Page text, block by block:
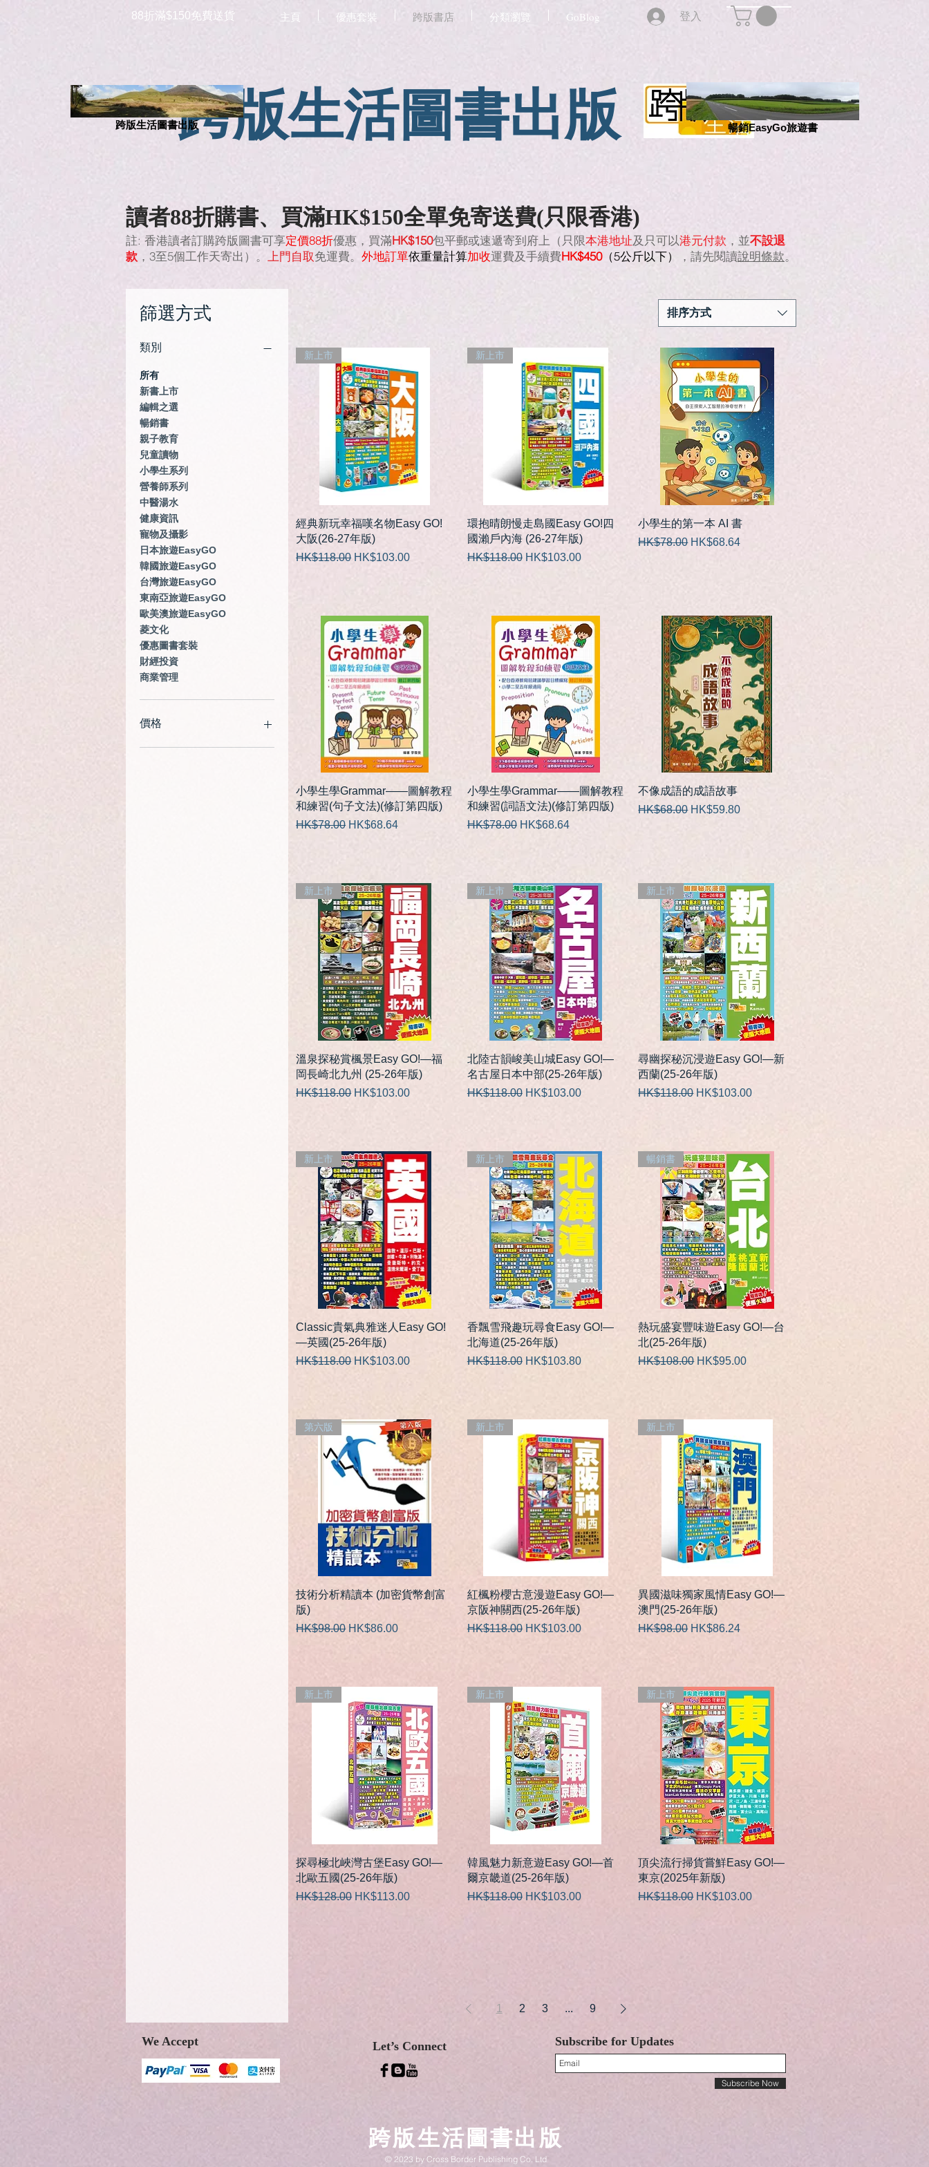
88折滿$150免費送貨 主頁 優惠套裝 跨版書店 分類瀏覽 GoBlog 登入
跨版生活圖書出版
跨版生活圖書出版 暢銷EasyGo旅遊書
讀者88折購書、買滿HK$150全單免寄送費(只限香港)
註: 香港讀者訂購跨版圖書可享定價88折優惠，買滿HK$150包平郵或速遞寄到府上（只限本港地址及只可以港元付款 ，並不設退
款 ，3至5個工作天寄出）。 上門自取免運費。 外地訂單依重量計算加收運費及手續費HK$450（5公斤以下） ，請先閱讀說明條款。
篩選方式
類別
所有
新書上市
編輯之選
暢銷書
親子教育
兒童讀物
小學生系列
營養師系列
中醫湯水
健康資訊
寵物及攝影
日本旅遊EasyGO
韓國旅遊EasyGO
台灣旅遊EasyGO
東南亞旅遊EasyGO
歐美澳旅遊EasyGO
菱文化
優惠圖書套裝
財經投資
商業管理
價格
排序方式
快速瀏覽
新上市
經典新玩幸福嘆名物Easy GO!
大阪(26-27年版)
一般價格
HK$118.00 促銷價格
HK$103.00
快速瀏覽
新上市
環抱晴朗慢走島國Easy GO!四
國瀨戶內海 (26-27年版)
一般價格
HK$118.00 促銷價格
HK$103.00
快速瀏覽
小學生的第一本 AI 書
一般價格
HK$78.00 促銷價格
HK$68.64
快速瀏覽
小學生學Grammar——圖解教程
和練習(句子文法)(修訂第四版)
一般價格
HK$78.00 促銷價格
HK$68.64
快速瀏覽
小學生學Grammar——圖解教程
和練習(詞語文法)(修訂第四版)
一般價格
HK$78.00 促銷價格
HK$68.64
快速瀏覽
不像成語的成語故事
一般價格
HK$68.00 促銷價格
HK$59.80
快速瀏覽
新上市
溫泉探秘賞楓景Easy GO!—福
岡長崎北九州 (25-26年版)
一般價格
HK$118.00 促銷價格
HK$103.00
快速瀏覽
新上市
北陸古韻峻美山城Easy GO!—
名古屋日本中部(25-26年版)
一般價格
HK$118.00 促銷價格
HK$103.00
快速瀏覽
新上市
尋幽探秘沉浸遊Easy GO!—新
西蘭(25-26年版)
一般價格
HK$118.00 促銷價格
HK$103.00
快速瀏覽
新上市
Classic貴氣典雅迷人Easy GO!
—英國(25-26年版)
一般價格
HK$118.00 促銷價格
HK$103.00
快速瀏覽
新上市
香飄雪飛趣玩尋食Easy GO!—
北海道(25-26年版)
一般價格
HK$118.00 促銷價格
HK$103.80
快速瀏覽
暢銷書
熱玩盛宴豐味遊Easy GO!—台
北(25-26年版)
一般價格
HK$108.00 促銷價格
HK$95.00
快速瀏覽
第六版
技術分析精讀本 (加密貨幣創富
版)
一般價格
HK$98.00 促銷價格
HK$86.00
快速瀏覽
新上市
紅楓粉櫻古意漫遊Easy GO!—
京阪神關西(25-26年版)
一般價格
HK$118.00 促銷價格
HK$103.00
快速瀏覽
新上市
異國滋味獨家風情Easy GO!—
澳門(25-26年版)
一般價格
HK$98.00 促銷價格
HK$86.24
快速瀏覽
新上市
探尋極北峽灣古堡Easy GO!—
北歐五國(25-26年版)
一般價格
HK$128.00 促銷價格
HK$113.00
快速瀏覽
新上市
韓風魅力新意遊Easy GO!—首
爾京畿道(25-26年版)
一般價格
HK$118.00 促銷價格
HK$103.00
快速瀏覽
新上市
頂尖流行掃貨嘗鮮Easy GO!—
東京(2025年新版)
一般價格
HK$118.00 促銷價格
HK$103.00
1 2 3 ... 9
We Accept Let’s Connect Subscribe for Updates
Subscribe Now
跨版生活圖書出版
© 2023 by Cross Border Publishing Co. Ltd